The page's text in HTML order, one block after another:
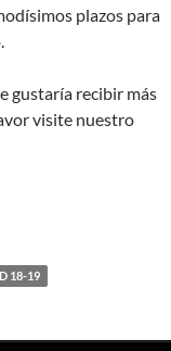
plazos para
gustaría recibir más
visite nuestro
18-19